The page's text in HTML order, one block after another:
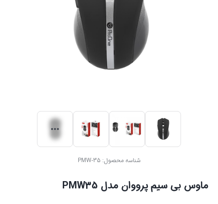
شناسه محصول:PMW-35
ماوس بی سیم پرووان مدل PMW35